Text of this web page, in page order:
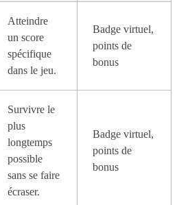
Atteindre
un score
spécifique
dans le jeu.
Badge virtuel,
points de
bonus
Survivre le
plus
longtemps
possible
sans se faire
écraser.
Badge virtuel,
points de
bonus